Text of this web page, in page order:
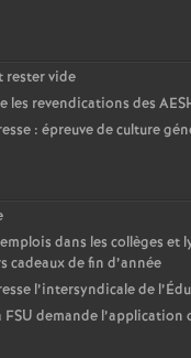
rester vide
les revendications des
: épreuve de culture
dans les collèges et
cadeaux de fin d’année
l’intersyndicale de
FSU demande l’application